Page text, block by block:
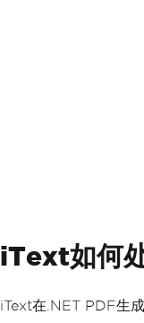
iText如何
iText在.NET PDF生